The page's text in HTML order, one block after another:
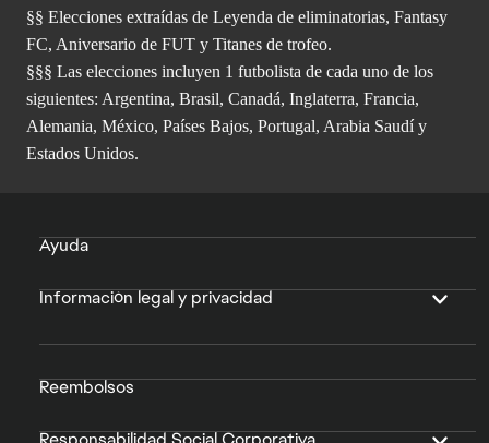
§§ Elecciones extraídas de Leyenda de eliminatorias, Fantasy
FC, Aniversario de FUT y Titanes de trofeo.
§§§ Las elecciones incluyen 1 futbolista de cada uno de los
siguientes: Argentina, Brasil, Canadá, Inglaterra, Francia,
Alemania, México, Países Bajos, Portugal, Arabia Saudí y
Estados Unidos.
Ayuda
Información legal y privacidad
Reembolsos